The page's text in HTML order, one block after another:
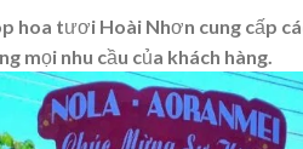
hoa tươi Hoài Nhơn cung cấp
mọi nhu cầu của khách hàng.